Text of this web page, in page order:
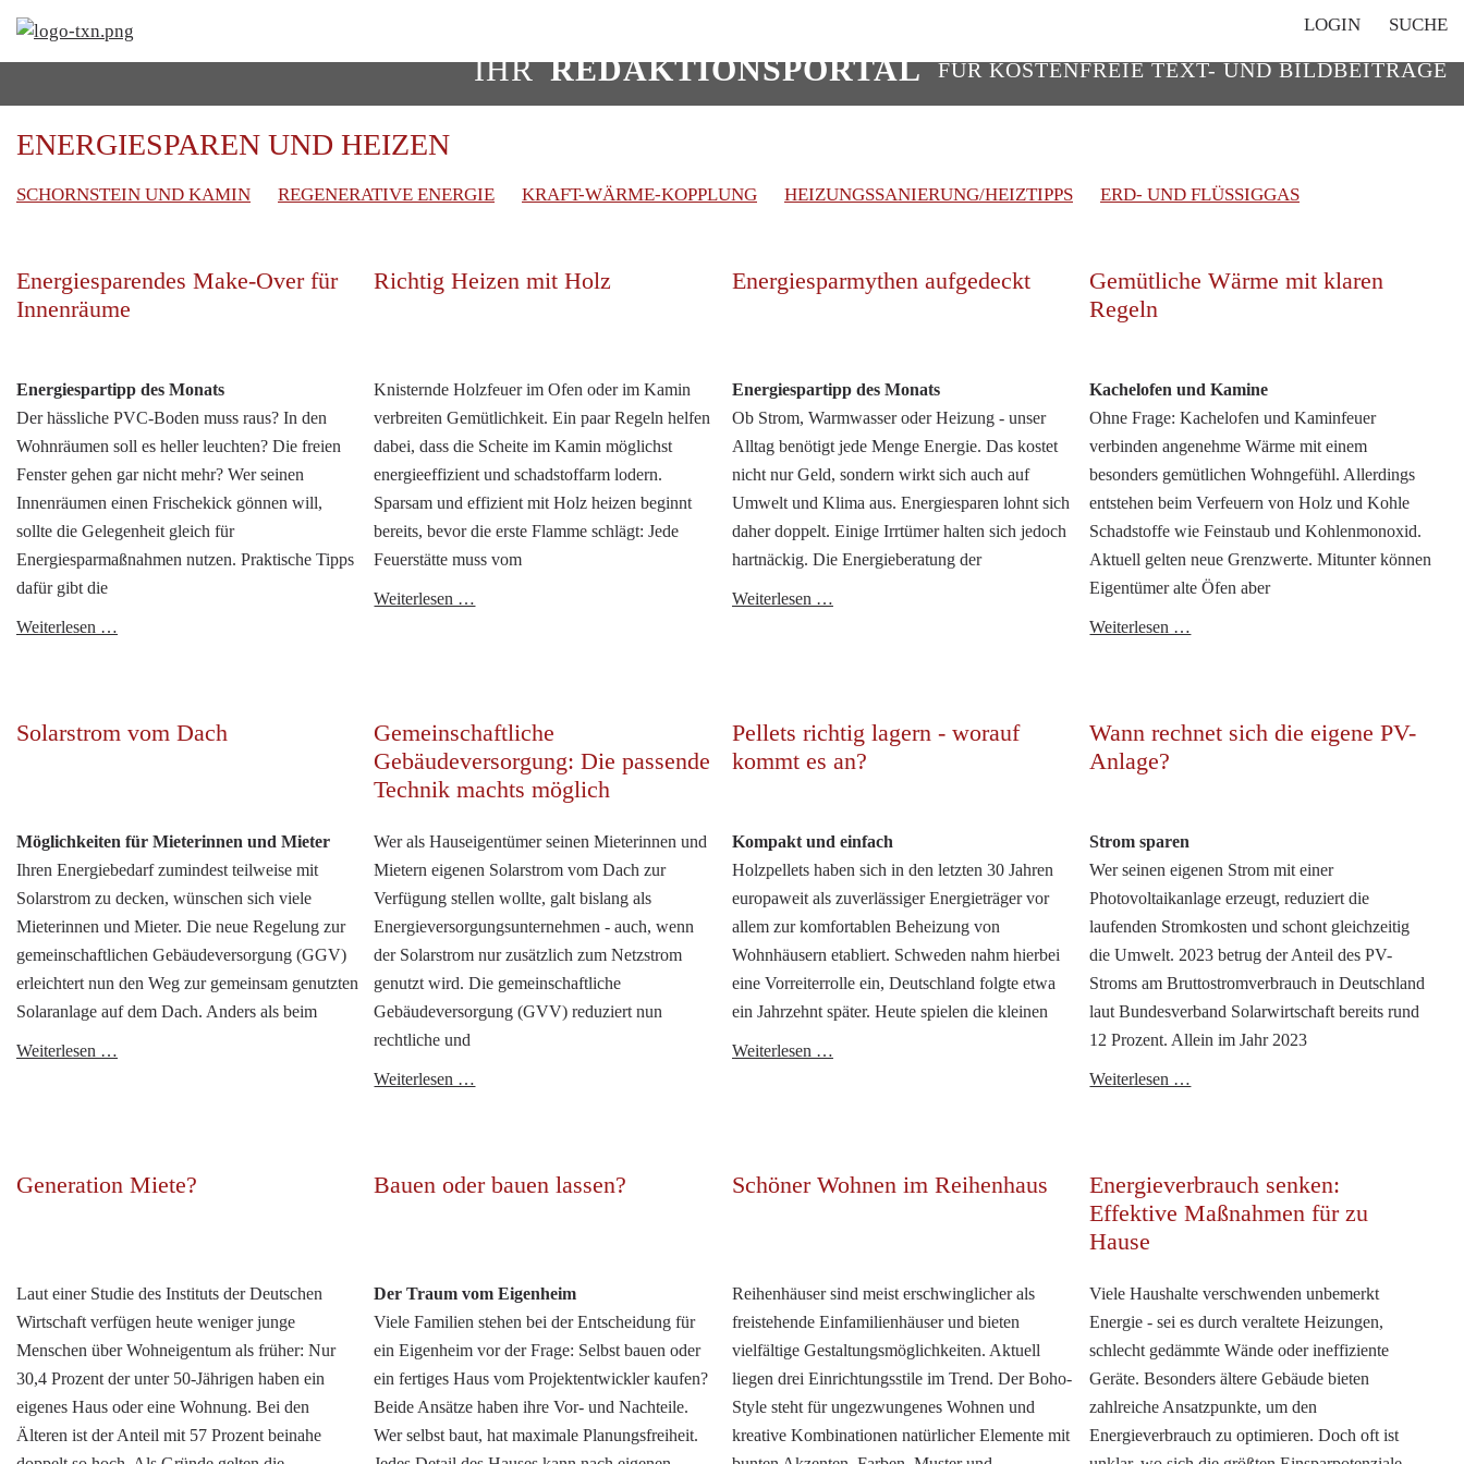
Navigation
SUCHE
LOGIN
IHR REDAKTIONSPORTAL FÜR KOSTENFREIE TEXT- UND BILDBEITRÄGE
ENERGIESPAREN UND HEIZEN
Navigation
SCHORNSTEIN UND KAMIN REGENERATIVE ENERGIE KRAFT-WÄRME-KOPPLUNG HEIZUNGSSANIERUNG/HEIZTIPPS ERD- UND FLÜSSIGGAS
Energiesparendes Make-Over für
Innenräume
Energiespartipp des Monats
Der hässliche PVC-Boden muss raus? In den
Wohnräumen soll es heller leuchten? Die freien
Fenster gehen gar nicht mehr? Wer seinen
Innenräumen einen Frischekick gönnen will,
sollte die Gelegenheit gleich für
Energiesparmaßnahmen nutzen. Praktische Tipps
dafür gibt die
Weiterlesen …
Innenräume
Richtig Heizen mit Holz
Knisternde Holzfeuer im Ofen oder im Kamin
verbreiten Gemütlichkeit. Ein paar Regeln helfen
dabei, dass die Scheite im Kamin möglichst
energieeffizient und schadstoffarm lodern.
Sparsam und effizient mit Holz heizen beginnt
bereits, bevor die erste Flamme schlägt: Jede
Feuerstätte muss vom
Weiterlesen …
Energiesparmythen aufgedeckt
Energiespartipp des Monats
Ob Strom, Warmwasser oder Heizung - unser
Alltag benötigt jede Menge Energie. Das kostet
nicht nur Geld, sondern wirkt sich auch auf
Umwelt und Klima aus. Energiesparen lohnt sich
daher doppelt. Einige Irrtümer halten sich jedoch
hartnäckig. Die Energieberatung der
Weiterlesen …Energiesparmythen
Gemütliche Wärme mit klaren
Regeln
Kachelofen und Kamine
Ohne Frage: Kachelofen und Kaminfeuer
verbinden angenehme Wärme mit einem
besonders gemütlichen Wohngefühl. Allerdings
entstehen beim Verfeuern von Holz und Kohle
Schadstoffe wie Feinstaub und Kohlenmonoxid.
Aktuell gelten neue Grenzwerte. Mitunter können
Eigentümer alte Öfen aber
Weiterlesen …
Regeln
Solarstrom vom Dach
Möglichkeiten für Mieterinnen und Mieter
Ihren Energiebedarf zumindest teilweise mit
Solarstrom zu decken, wünschen sich viele
Mieterinnen und Mieter. Die neue Regelung zur
gemeinschaftlichen Gebäudeversorgung (GGV)
erleichtert nun den Weg zur gemeinsam genutzten
Solaranlage auf dem Dach. Anders als beim
Weiterlesen …
Gemeinschaftliche
Gebäudeversorgung: Die passende
Technik machts möglich
Wer als Hauseigentümer seinen Mieterinnen und
Mietern eigenen Solarstrom vom Dach zur
Verfügung stellen wollte, galt bislang als
Energieversorgungsunternehmen - auch, wenn
der Solarstrom nur zusätzlich zum Netzstrom
genutzt wird. Die gemeinschaftliche
Gebäudeversorgung (GVV) reduziert nun
rechtliche und
Weiterlesen …
Technik
Pellets richtig lagern - worauf
kommt es an?
Kompakt und einfach
Holzpellets haben sich in den letzten 30 Jahren
europaweit als zuverlässiger Energieträger vor
allem zur komfortablen Beheizung von
Wohnhäusern etabliert. Schweden nahm hierbei
eine Vorreiterrolle ein, Deutschland folgte etwa
ein Jahrzehnt später. Heute spielen die kleinen
Weiterlesen …Pellets
kommt
Wann rechnet sich die eigene PV-
Anlage?
Strom sparen
Wer seinen eigenen Strom mit einer
Photovoltaikanlage erzeugt, reduziert die
laufenden Stromkosten und schont gleichzeitig
die Umwelt. 2023 betrug der Anteil des PV-
Stroms am Bruttostromverbrauch in Deutschland
laut Bundesverband Solarwirtschaft bereits rund
12 Prozent. Allein im Jahr 2023
Weiterlesen …
eigene
PV-
Generation Miete?
Laut einer Studie des Instituts der Deutschen
Wirtschaft verfügen heute weniger junge
Menschen über Wohneigentum als früher: Nur
30,4 Prozent der unter 50-Jährigen haben ein
eigenes Haus oder eine Wohnung. Bei den
Älteren ist der Anteil mit 57 Prozent beinahe
Bauen oder bauen lassen?
Der Traum vom Eigenheim
Viele Familien stehen bei der Entscheidung für
ein Eigenheim vor der Frage: Selbst bauen oder
ein fertiges Haus vom Projektentwickler kaufen?
Beide Ansätze haben ihre Vor- und Nachteile.
Wer selbst baut, hat maximale Planungsfreiheit.
Schöner Wohnen im Reihenhaus
Reihenhäuser sind meist erschwinglicher als
freistehende Einfamilienhäuser und bieten
vielfältige Gestaltungsmöglichkeiten. Aktuell
liegen drei Einrichtungsstile im Trend. Der Boho-
Style steht für ungezwungenes Wohnen und
kreative Kombinationen natürlicher Elemente mit
Energieverbrauch senken:
Effektive Maßnahmen für zu
Hause
Viele Haushalte verschwenden unbemerkt
Energie - sei es durch veraltete Heizungen,
schlecht gedämmte Wände oder ineffiziente
Geräte. Besonders ältere Gebäude bieten
zahlreiche Ansatzpunkte, um den
Energieverbrauch zu optimieren. Doch oft ist